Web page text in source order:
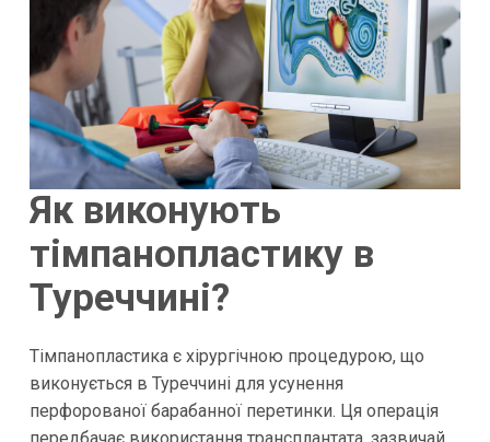
Як виконують
тімпанопластику в
Туреччині?
Тімпанопластика є хірургічною процедурою, що
виконується в Туреччині для усунення
перфорованої барабанної перетинки. Ця операція